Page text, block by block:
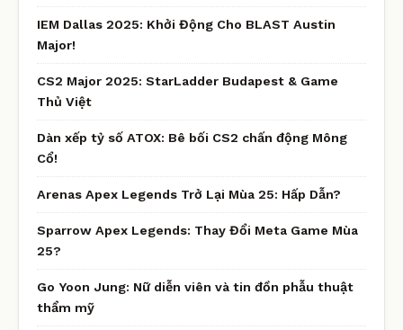
IEM Dallas 2025: Khởi Động Cho BLAST Austin
Major!
CS2 Major 2025: StarLadder Budapest & Game
Thủ Việt
Dàn xếp tỷ số ATOX: Bê bối CS2 chấn động Mông
Cổ!
Arenas Apex Legends Trở Lại Mùa 25: Hấp Dẫn?
Sparrow Apex Legends: Thay Đổi Meta Game Mùa
25?
Go Yoon Jung: Nữ diễn viên và tin đồn phẫu thuật
thẩm mỹ